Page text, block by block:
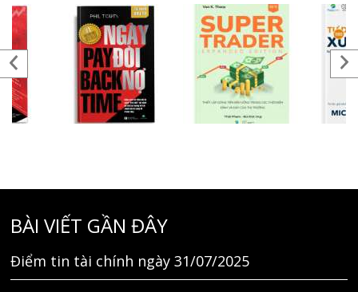
BÀI VIẾT GẦN ĐÂY
Điểm tin tài chính ngày 31/07/2025